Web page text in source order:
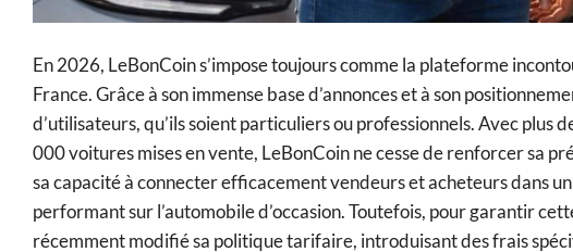
En 2026, LeBonCoin s’impose toujours comme la plateforme
France. Grâce à son immense base d’annonces et à son
d’utilisateurs, qu’ils soient particuliers ou professionnels. Avec plus
000 voitures mises en vente, LeBonCoin ne cesse de renforcer sa
sa capacité à connecter efficacement vendeurs et acheteurs dans
performant sur l’automobile d’occasion. Toutefois, pour garantir
récemment modifié sa politique tarifaire, introduisant des frais